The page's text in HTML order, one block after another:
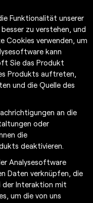
Funktionalität unserer
zu verstehen, und
Cookies verwenden, um
kann
Sie das Produkt
Produkts auftreten,
und die Quelle des
an die
oder
die
deaktivieren.
Analysesoftware
Daten verknüpfen, die
der Interaktion mit
um die von uns